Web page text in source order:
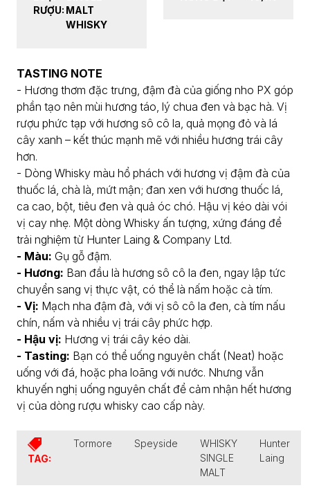
RƯỢU: MALT
WHISKY
TASTING NOTE
- Hương thơm đặc trưng, ​​đậm đà của giống nho PX góp
phần tạo nên mùi hương táo, lý chua đen và bạc hà. Vị
rượu phức tạp với hương sô cô la, quả mọng đỏ và lá
cây xanh – kết thúc mạnh mẽ với nhiều hương trái cây
hơn.
- Dòng Whisky màu hổ phách với hương vị đậm đà của
thuốc lá, chà là, mứt mận; đan xen với hương thuốc lá,
ca cao, bột, tiêu đen và quả óc chó. Hậu vị kéo dài vói
vị cay nhẹ. Một dòng Whisky ấn tượng, xứng đáng để
trải nghiệm từ Hunter Laing & Company Ltd.
- Màu: Gụ gỗ đậm.
- Hương: Ban đầu là hương sô cô la đen, ngay lập tức
chuyển sang vị thực vật, có thể là nấm hoặc cà tím.
- Vị: Mạch nha đậm đà, với vị sô cô la đen, cà tím nấu
chín, nấm và nhiều vị trái cây phức hợp.
- Hậu vị: Hương vị trái cây kéo dài.
- Tasting: Bạn có thể uống nguyên chất (Neat) hoặc
uống với đá, hoặc pha loãng với nước. Nhưng vẫn
khuyến nghị uống nguyên chất để cảm nhận hết hương
vị của dòng rượu whisky cao cấp này.
TAG:
Tormore Speyside
WHISKY
SINGLE
MALT
Hunter
Laing